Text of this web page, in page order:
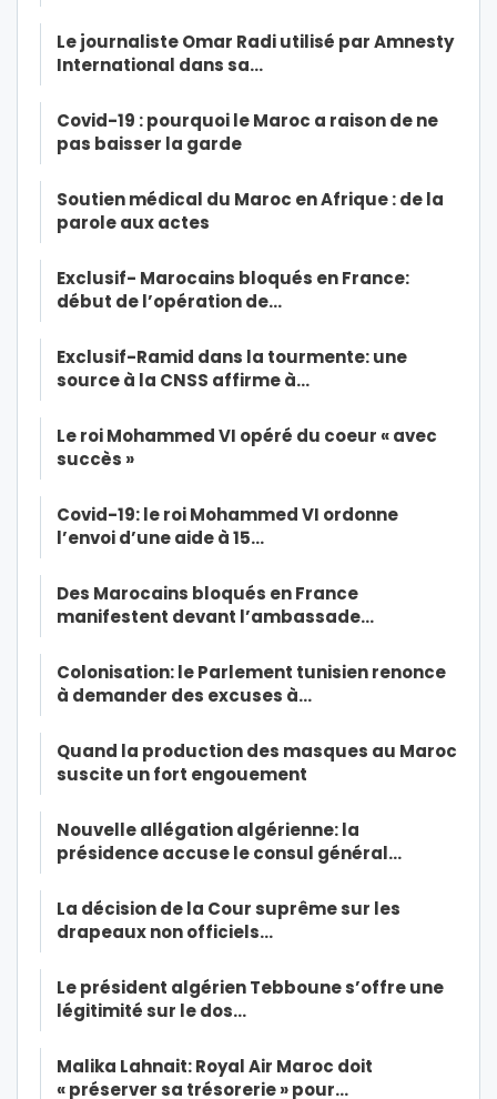
Le journaliste Omar Radi utilisé par Amnesty
International dans sa…
Covid-19 : pourquoi le Maroc a raison de ne
pas baisser la garde
Soutien médical du Maroc en Afrique : de la
parole aux actes
Exclusif- Marocains bloqués en France:
début de l’opération de…
Exclusif-Ramid dans la tourmente: une
source à la CNSS affirme à…
Le roi Mohammed VI opéré du coeur « avec
succès »
Covid-19: le roi Mohammed VI ordonne
l’envoi d’une aide à 15…
Des Marocains bloqués en France
manifestent devant l’ambassade…
Colonisation: le Parlement tunisien renonce
à demander des excuses à…
Quand la production des masques au Maroc
suscite un fort engouement
Nouvelle allégation algérienne: la
présidence accuse le consul général…
La décision de la Cour suprême sur les
drapeaux non officiels…
Le président algérien Tebboune s’offre une
légitimité sur le dos…
Malika Lahnait: Royal Air Maroc doit
« préserver sa trésorerie » pour…